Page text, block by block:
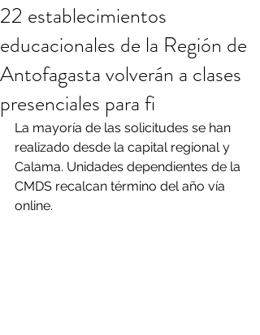
22 establecimientos
educacionales de la Región de
Antofagasta volverán a clases
presenciales para fi
La mayoría de las solicitudes se han
realizado desde la capital regional y
Calama. Unidades dependientes de la
CMDS recalcan término del año vía
online.